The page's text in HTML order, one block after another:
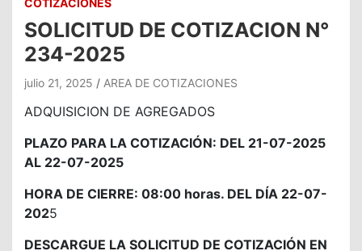
COTIZACIONES
SOLICITUD DE COTIZACION N°
234-2025
julio 21, 2025 AREA DE COTIZACIONES
ADQUISICION DE AGREGADOS
PLAZO PARA LA COTIZACIÓN: DEL 21-07-2025
AL 22-07-2025
HORA DE CIERRE: 08:00 horas. DEL DÍA 22-07-
2025
DESCARGUE LA SOLICITUD DE COTIZACIÓN EN